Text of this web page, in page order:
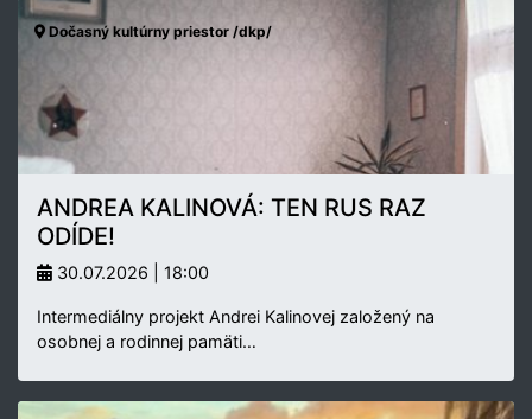
Dočasný kultúrny priestor /dkp/
ANDREA KALINOVÁ: TEN RUS RAZ
ODÍDE!
30.07.2026 | 18:00
Intermediálny projekt Andrei Kalinovej založený na
osobnej a rodinnej pamäti…